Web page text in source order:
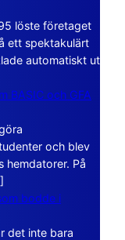
löste företaget
ett spektakulärt
automatiskt ut
BASIC och GFA
och blev
hemdatorer. På
bodde i
det inte bara